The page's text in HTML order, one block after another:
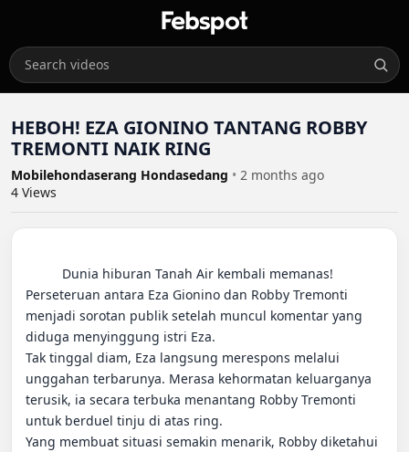
HEBOH! EZA GIONINO TANTANG ROBBY
TREMONTI NAIK RING
Mobilehondaserang Hondasedang • 2 months ago
4 Views
Perseteruan antara Eza Gionino dan Robby Tremonti
menjadi sorotan publik setelah muncul komentar yang
diduga menyinggung istri Eza.
Tak tinggal diam, Eza langsung merespons melalui
unggahan terbarunya. Merasa kehormatan keluarganya
terusik, ia secara terbuka menantang Robby Tremonti
untuk berduel tinju di atas ring.
Yang membuat situasi semakin menarik, Robby diketahui